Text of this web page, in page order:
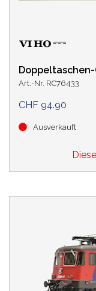
Art.-Nr. RC76433
CHF 94.90
Ausverkauft